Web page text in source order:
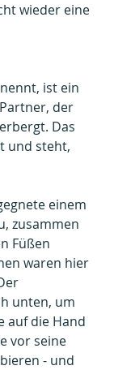
wieder eine
ist ein
der
Das
und steht,
einem
zusammen
Füßen
waren hier
unten, um
auf die Hand
vor seine
- und